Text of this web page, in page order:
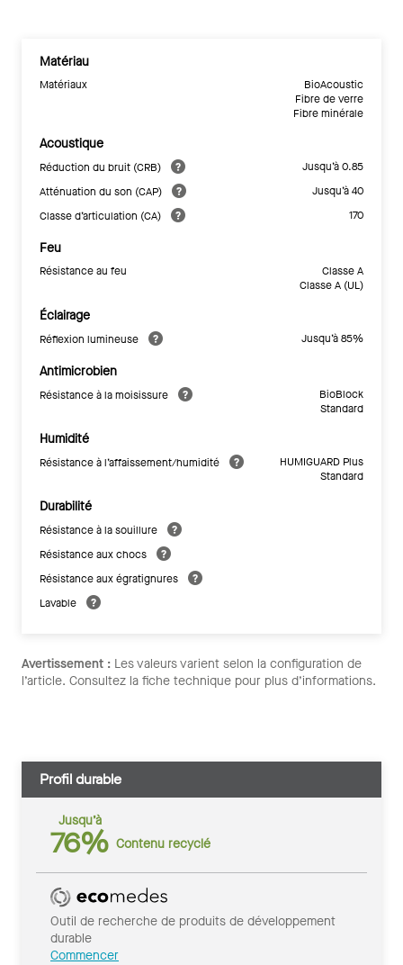
Matériau
Matériaux
BioAcoustic
Fibre de verre
Fibre minérale
Acoustique
Réduction du bruit (CRB)
Jusqu’à 0.85
Atténuation du son (CAP)
Jusqu’à 40
Classe d’articulation (CA)
170
Feu
Résistance au feu
Classe A
Classe A (UL)
Éclairage
Réflexion lumineuse Jusqu’à 85%
Antimicrobien
Résistance à la moisissure
BioBlock
Standard
Humidité
Résistance à l’affaissement/humidité
HUMIGUARD Plus
Standard
Durabilité
Résistance à la souillure
Résistance aux chocs
Résistance aux égratignures
Lavable
Avertissement : Les valeurs varient selon la configuration de
l’article. Consultez la fiche technique pour plus d’informations.
Profil durable
Jusqu’à
76% Contenu recyclé
Outil de recherche de produits de développement
durable
Commencer